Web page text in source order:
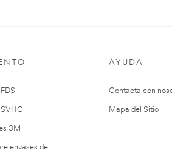
SVHC
3M
envases de
AYUDA
Contacta con
Mapa del Sitio